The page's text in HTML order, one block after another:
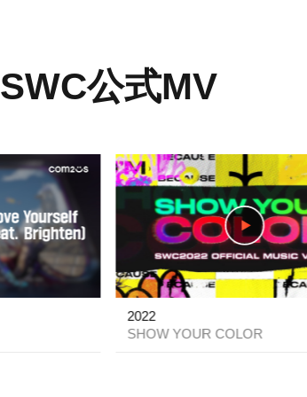
SWC公式MV
play
2022
SHOW YOUR COLOR